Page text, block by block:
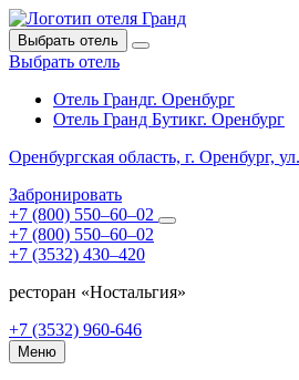
Выбрать отель
Выбрать отель
Отель Грандг. Оренбург
Отель Гранд Бутикг. Оренбург
Оренбургская область, г. Оренбург,
Забронировать
+7 (800) 550‒60‒02
+7 (800) 550‒60‒02
+7 (3532) 430‒420
ресторан «Ностальгия»
+7 (3532) 960-646
Меню